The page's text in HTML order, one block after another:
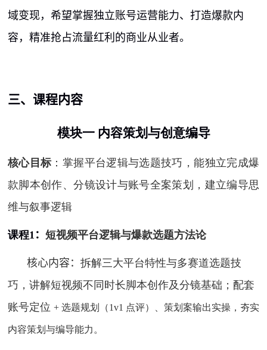
域变现，希望掌握独立账号运营能力、打造爆款内
容，精准抢占流量红利的商业从业者。
三、课程内容
模块一 内容策划与创意编导
核心目标：掌握平台逻辑与选题技巧，能独立完成爆
款脚本创作、分镜设计与账号全案策划，建立编导思
维与叙事逻辑
课程1 ： 短视频平台逻辑与爆款选题方法论
核心内容：拆解三大平台特性与多赛道选题技
巧，讲解短视频不同时长脚本创作及分镜基础；配套
账号定位 + 选题规划（1v1 点评）、策划案输出实操，夯实
内容策划与编导能力。